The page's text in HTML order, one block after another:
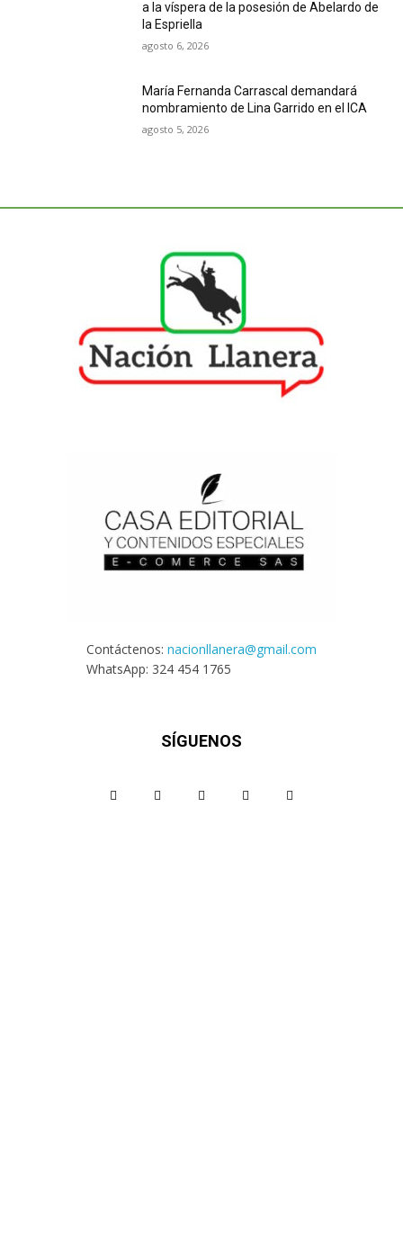
a la víspera de la posesión de Abelardo de
la Espriella
agosto 6, 2026
María Fernanda Carrascal demandará
nombramiento de Lina Garrido en el ICA
agosto 5, 2026
Contáctenos: nacionllanera@gmail.com
WhatsApp: 324 454 1765
SÍGUENOS